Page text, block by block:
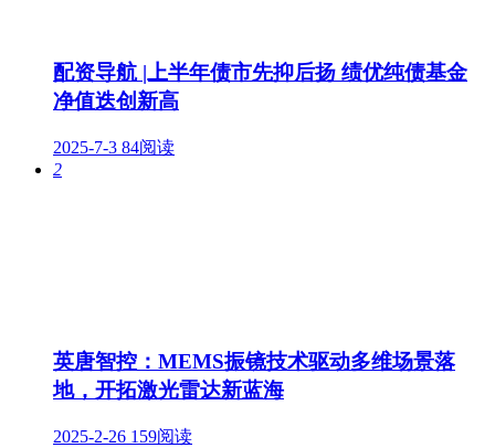
配资导航 |上半年债市先抑后扬 绩优纯债基金
净值迭创新高
2025-7-3 84阅读
2
英唐智控：MEMS振镜技术驱动多维场景落
地，开拓激光雷达新蓝海
2025-2-26 159阅读